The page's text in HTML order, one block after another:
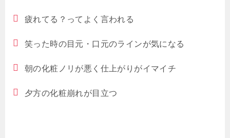
疲れてる？ってよく言われる
笑った時の目元・口元のラインが気になる
朝の化粧ノリが悪く仕上がりがイマイチ
夕方の化粧崩れが目立つ